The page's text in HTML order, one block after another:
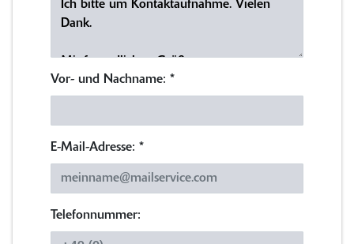
Vor- und Nachname: *
E-Mail-Adresse: *
Telefonnummer: